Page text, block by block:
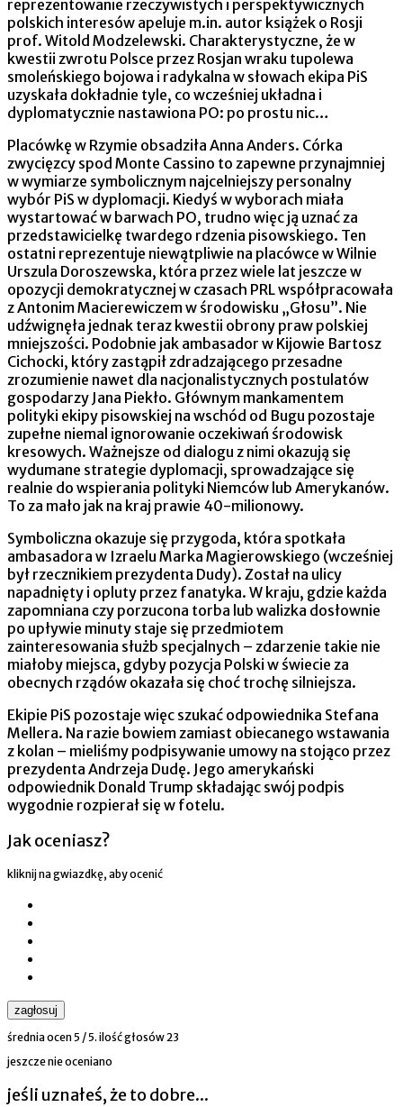
reprezentowanie rzeczywistych i perspektywicznych
polskich interesów apeluje m.in. autor książek o Rosji
prof. Witold Modzelewski. Charakterystyczne, że w
kwestii zwrotu Polsce przez Rosjan wraku tupolewa
smoleńskiego bojowa i radykalna w słowach ekipa PiS
uzyskała dokładnie tyle, co wcześniej układna i
dyplomatycznie nastawiona PO: po prostu nic…
Placówkę w Rzymie obsadziła Anna Anders. Córka
zwycięzcy spod Monte Cassino to zapewne przynajmniej
w wymiarze symbolicznym najcelniejszy personalny
wybór PiS w dyplomacji. Kiedyś w wyborach miała
wystartować w barwach PO, trudno więc ją uznać za
przedstawicielkę twardego rdzenia pisowskiego. Ten
ostatni reprezentuje niewątpliwie na placówce w Wilnie
Urszula Doroszewska, która przez wiele lat jeszcze w
opozycji demokratycznej w czasach PRL współpracowała
z Antonim Macierewiczem w środowisku „Głosu”. Nie
udźwignęła jednak teraz kwestii obrony praw polskiej
mniejszości. Podobnie jak ambasador w Kijowie Bartosz
Cichocki, który zastąpił zdradzającego przesadne
zrozumienie nawet dla nacjonalistycznych postulatów
gospodarzy Jana Piekło. Głównym mankamentem
polityki ekipy pisowskiej na wschód od Bugu pozostaje
zupełne niemal ignorowanie oczekiwań środowisk
kresowych. Ważnejsze od dialogu z nimi okazują się
wydumane strategie dyplomacji, sprowadzające się
realnie do wspierania polityki Niemców lub Amerykanów.
To za mało jak na kraj prawie 40-milionowy.
Symboliczna okazuje się przygoda, która spotkała
ambasadora w Izraelu Marka Magierowskiego (wcześniej
był rzecznikiem prezydenta Dudy). Został na ulicy
napadnięty i opluty przez fanatyka. W kraju, gdzie każda
zapomniana czy porzucona torba lub walizka dosłownie
po upływie minuty staje się przedmiotem
zainteresowania służb specjalnych – zdarzenie takie nie
miałoby miejsca, gdyby pozycja Polski w świecie za
obecnych rządów okazała się choć trochę silniejsza.
Ekipie PiS pozostaje więc szukać odpowiednika Stefana
Mellera. Na razie bowiem zamiast obiecanego wstawania
z kolan – mieliśmy podpisywanie umowy na stojąco przez
prezydenta Andrzeja Dudę. Jego amerykański
odpowiednik Donald Trump składając swój podpis
wygodnie rozpierał się w fotelu.
Jak oceniasz?
kliknij na gwiazdkę, aby ocenić
zagłosuj
średnia ocen 5 / 5. ilość głosów23
jeszcze nie oceniano
jeśli uznałeś, że to dobre...